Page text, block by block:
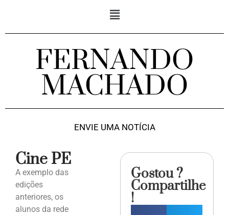
FERNANDO
MACHADO
ENVIE UMA NOTÍCIA
Cine PE
A exemplo das
edições
anteriores, os
alunos da rede
Gostou ?
Compartilhe
!